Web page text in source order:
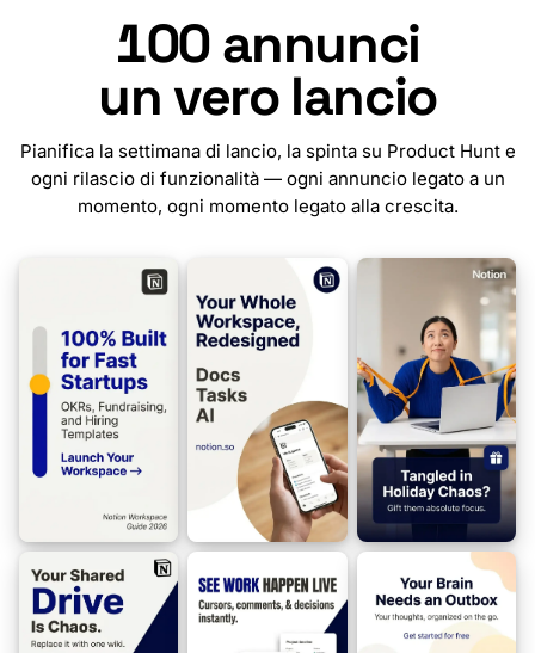
100annunci
un vero lancio
Pianifica la settimana di lancio, la spinta su Product Hunt e
ogni rilascio di funzionalità — ogni annuncio legato a un
momento, ogni momento legato alla crescita.